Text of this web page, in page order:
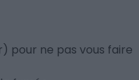
pour ne pas vous faire